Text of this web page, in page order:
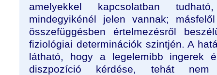
amelyekkel kapcsolatban
mindegyikénél jelen vannak;
összefüggésben értelmezésről
fiziológiai determinációk szintjén. A
látható, hogy a legelemibb ingerek
diszpozíció kérdése, tehát nem